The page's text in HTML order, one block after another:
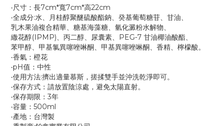
‧尺寸：長7cm*寬7cm*高22cm
‧全成分:水、月桂醇聚醚硫酸酯鈉、癸基葡萄糖苷、甘油、
乳木果油複合精華、糖基海藻糖、氫化澱粉水解物、
繖花醇(IPMP)、丙二醇、尿囊素、PEG-7 甘油椰油酸酯、
苯甲醇、甲基氯異噻唑啉酮、甲基異噻唑啉酮、香精、檸檬酸。
‧香氣：橙花
‧pH值：中性
‧使用方法:擠出適量慕斯，搓揉雙手並沖洗乾淨即可。
‧保存方式：請放置陰涼處，避免太陽直射。
‧保存期限：3年
‧容量：500ml
‧產地：台灣製